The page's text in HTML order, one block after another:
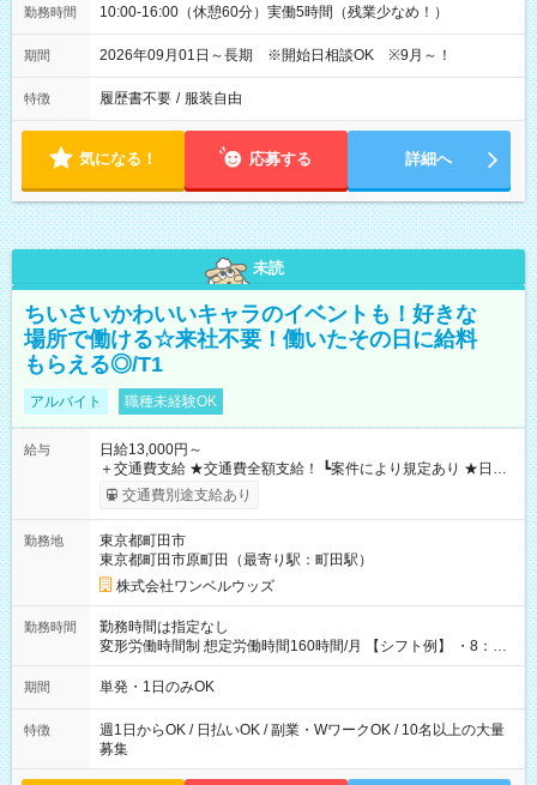
勤務時間 10:00-16:00（休憩60分）実働5時間（残業少なめ！）
期間 2026年09月01日～長期 ※開始日相談OK ※9月～！
特徴 履歴書不要 / 服装自由
気になる！ 応募する 詳細へ
未読
ちいさいかわいいキャラのイベントも！好きな
場所で働ける☆来社不要！働いたその日に給料
もらえる◎/T1
アルバイト 職種未経験OK
給与
日給13,000円～
＋交通費支給 ★交通費全額支給！ ┗案件により規定あり ★日払
いOK！（規定あり） ┗働いたその日に現金GET♪ お仕事後はコ
ンビニATMから 日払い分を引き落とせます！ 【試用期間】試
交通費別途支給あり
勤務地
東京都町田市
東京都町田市原町田（最寄り駅：町田駅）
株式会社ワンベルウッズ
勤務時間
勤務時間は指定なし
変形労働時間制 想定労働時間160時間/月 【シフト例】 ・8：00
～21：00
期間 単発・1日のみOK
特徴
週1日からOK / 日払いOK / 副業・WワークOK / 10名以上の大量
募集